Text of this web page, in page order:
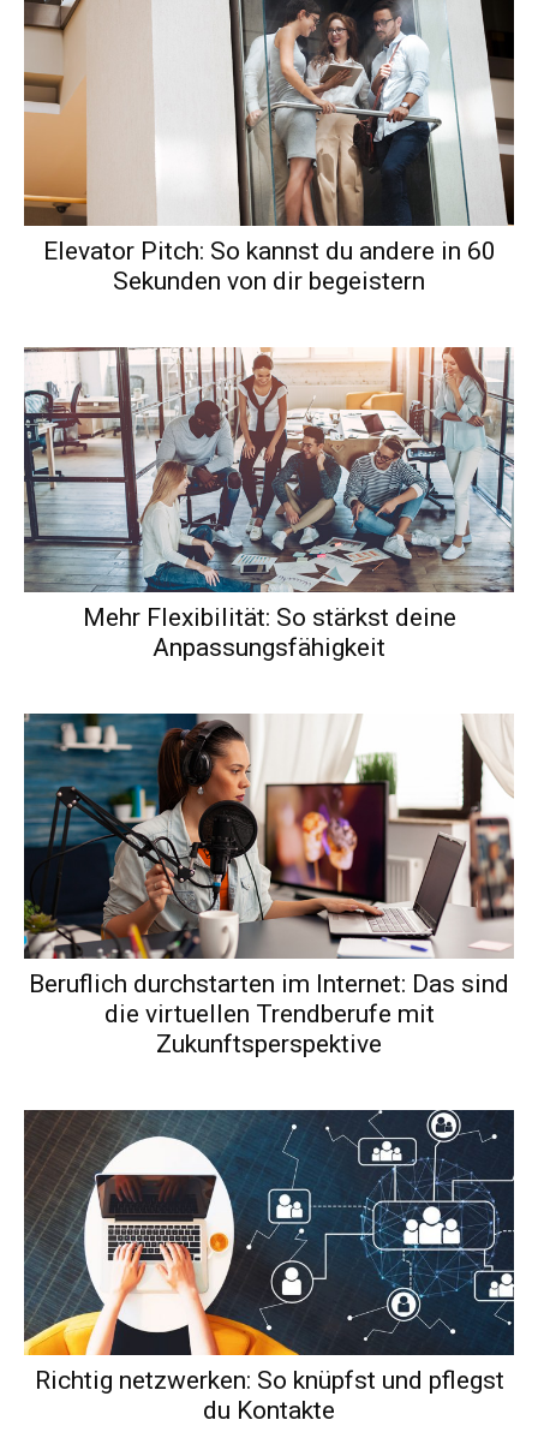
Elevator Pitch: So kannst du andere in 60
Sekunden von dir begeistern
Mehr Flexibilität: So stärkst deine
Anpassungsfähigkeit
Beruflich durchstarten im Internet: Das sind
die virtuellen Trendberufe mit
Zukunftsperspektive
Richtig netzwerken: So knüpfst und pflegst
du Kontakte